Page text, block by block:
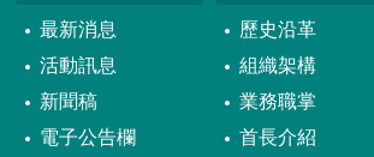
最新消息
活動訊息
新聞稿
電子公告欄
歷史沿革
組織架構
業務職掌
首長介紹